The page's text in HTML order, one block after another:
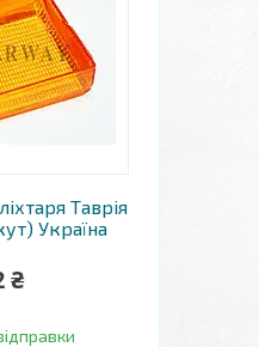
Таврія
Україна
₴